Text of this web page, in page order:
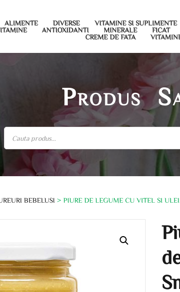
ALIMENTE DIVERSE VITAMINE SI SUPLIMENTE
ANTIOXIDANTI MINERALE FICAT
CREME DE FATA
Produs
BEBELUSI > PIURE DE LEGUME CU VITEL SI